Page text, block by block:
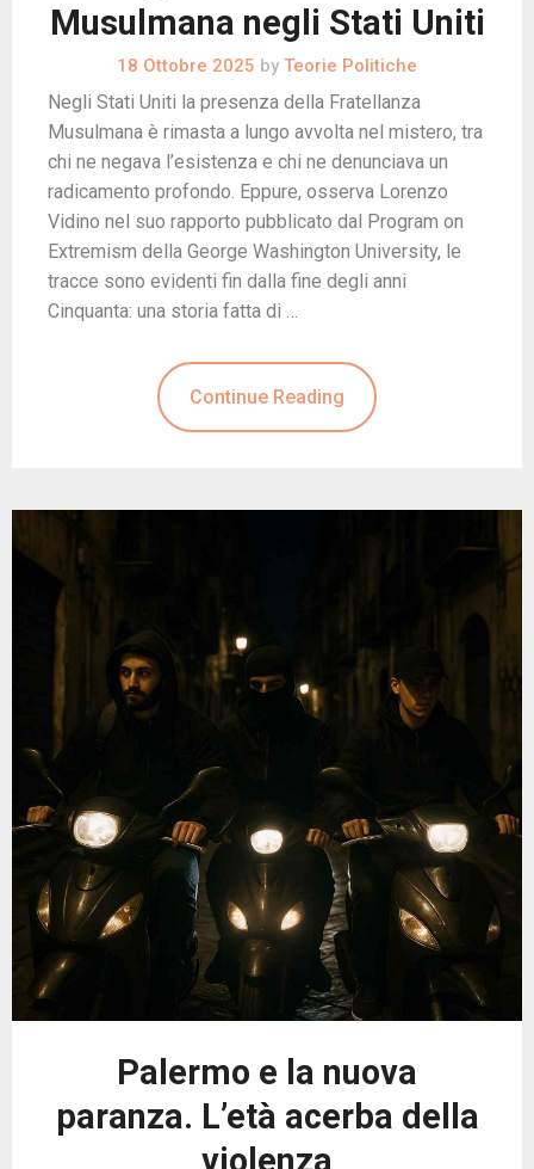
Musulmana negli Stati Uniti
18 Ottobre 2025 by Teorie Politiche
Negli Stati Uniti la presenza della Fratellanza
Musulmana è rimasta a lungo avvolta nel mistero, tra
chi ne negava l’esistenza e chi ne denunciava un
radicamento profondo. Eppure, osserva Lorenzo
Vidino nel suo rapporto pubblicato dal Program on
Extremism della George Washington University, le
tracce sono evidenti fin dalla fine degli anni
Cinquanta: una storia fatta di …
Continue Reading
Palermo e la nuova
paranza. L’età acerba della
violenza